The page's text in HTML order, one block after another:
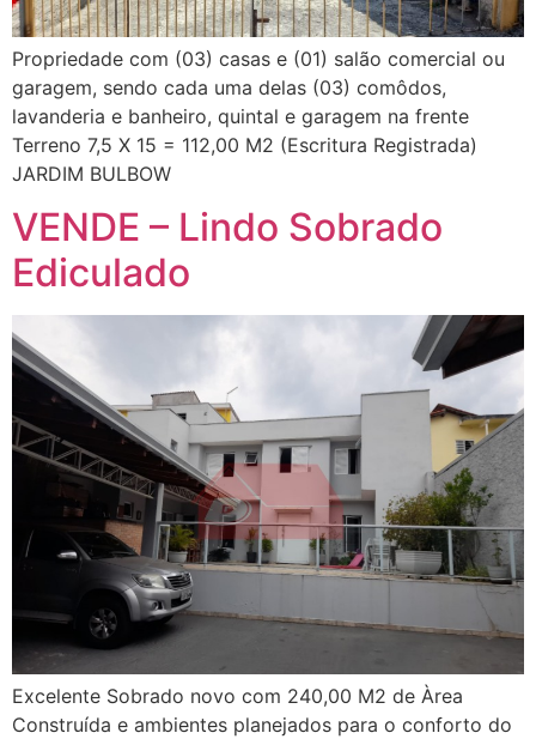
Propriedade com (03) casas e (01) salão comercial ou
garagem, sendo cada uma delas (03) comôdos,
lavanderia e banheiro, quintal e garagem na frente
Terreno 7,5 X 15 = 112,00 M2 (Escritura Registrada)
JARDIM BULBOW
VENDE – Lindo Sobrado
Ediculado
Excelente Sobrado novo com 240,00 M2 de Àrea
Construída e ambientes planejados para o conforto do